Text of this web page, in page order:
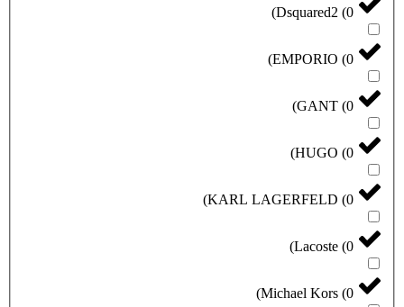
Dsquared2 (0
)
EMPORIO (0
)
GANT (0
)
HUGO (0
)
KARL LAGERFELD (0
)
Lacoste (0
)
Michael Kors (0
)